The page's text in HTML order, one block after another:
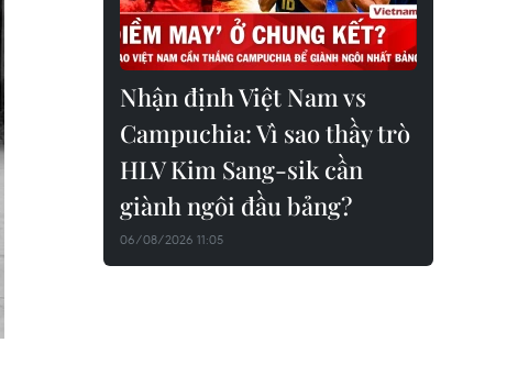
Nhận định Việt Nam vs
Campuchia: Vì sao thầy trò
HLV Kim Sang-sik cần
giành ngôi đầu bảng?
06/08/2026 11:05